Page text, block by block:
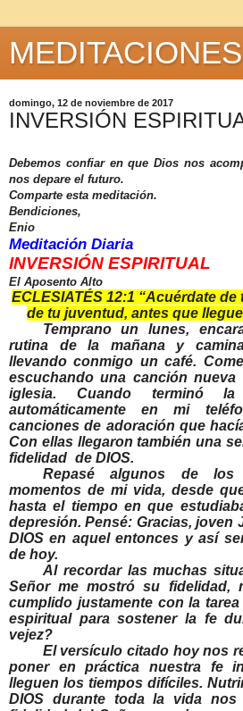
domingo, 12 de noviembre de 2017
INVERSIÓN
Debemos confiar en que Dios nos
nos depare el futuro.
Comparte esta meditación.
Bendiciones,
Enio
Meditación Diaria
INVERSIÓN ESPIRITUAL
El Aposento Alto
ECLESIATÉS 12:1 “Acuérdate
de tu juventud, antes que
Temprano un lunes,
rutina de la mañana y
llevando conmigo un café.
escuchando una canción
iglesia. Cuando terminó la
automáticamente en mi
canciones de adoración que
Con ellas llegaron también una
fidelidad de DIOS.
Repasé algunos de
momentos de mi vida, desde
hasta el tiempo en que
depresión. Pensé: Gracias, joven
DIOS en aquel entonces y así
de hoy.
Al recordar las muchas
Señor me mostró su fidelidad,
cumplido justamente con la
espiritual para sostener la fe
vejez?
El versículo citado hoy nos
poner en práctica nuestra fe
lleguen los tiempos difíciles.
DIOS durante toda la vida